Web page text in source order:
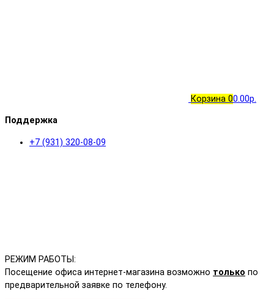
Корзина 00.00р.
Поддержка
+7 (931) 320-08-09
РЕЖИМ РАБОТЫ:
Посещение офиса интернет-магазина возможно только по
предварительной заявке по телефону.